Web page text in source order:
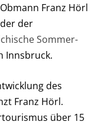
Franz Hörl
der
Sommer-
Innsbruck.
des
Franz Hörl.
über 15